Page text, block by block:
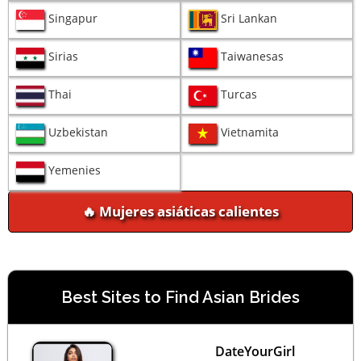
Singapur Sri Lankan
Sirias Taiwanesas
Thai Turcas
Uzbekistan Vietnamita
Yemenies
🔥 Mujeres asiáticas calientes
Best Sites to Find Asian Brides
DateYourGirl